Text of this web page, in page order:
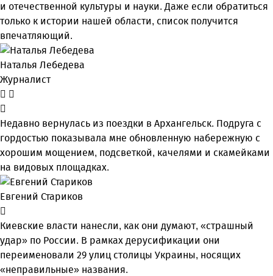
и отечественной культуры и науки. Даже если обратиться
только к истории нашей области, список получится
впечатляющий.
Наталья Лебедева
Журналист
Недавно вернулась из поездки в Архангельск. Подруга с
гордостью показывала мне обновленную набережную с
хорошим мощением, подсветкой, качелями и скамейками
на видовых площадках.
Евгений Стариков
Киевские власти нанесли, как они думают, «страшный
удар» по России. В рамках дерусификации они
переименовали 29 улиц столицы Украины, носящих
«неправильные» названия.